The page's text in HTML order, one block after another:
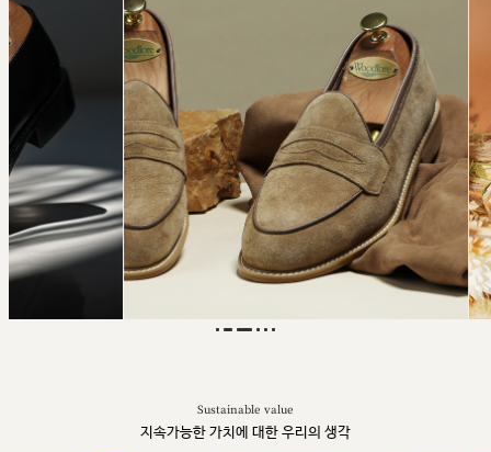
Sustainable value
지속가능한 가치에 대한 우리의 생각